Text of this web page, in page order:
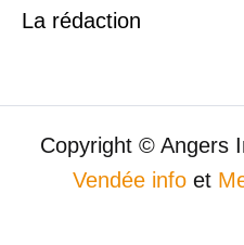
La rédaction
Copyright © Angers
Vendée info et